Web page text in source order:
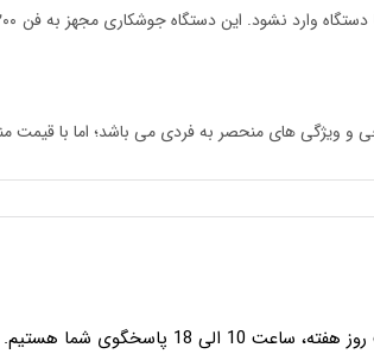
هفت روز هفته، ساعت 10 الی